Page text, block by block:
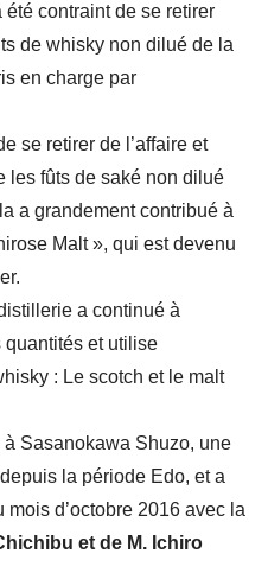
contraint de se retirer
de whisky non dilué de la
en charge par
se retirer de l’affaire et
les fûts de saké non dilué
a grandement contribué à
Malt », qui est devenu
a continué à
et utilise
: Le scotch et le malt
Sasanokawa Shuzo, une
la période Edo, et a
d’octobre 2016 avec la
et de M. Ichiro